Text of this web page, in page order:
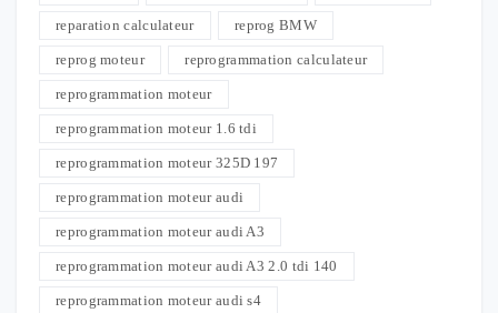
reparation calculateur reprog BMW
reprog moteur reprogrammation calculateur
reprogrammation moteur
reprogrammation moteur 1.6 tdi
reprogrammation moteur 325D 197
reprogrammation moteur audi
reprogrammation moteur audi A3
reprogrammation moteur audi A3 2.0 tdi 140
reprogrammation moteur audi s4